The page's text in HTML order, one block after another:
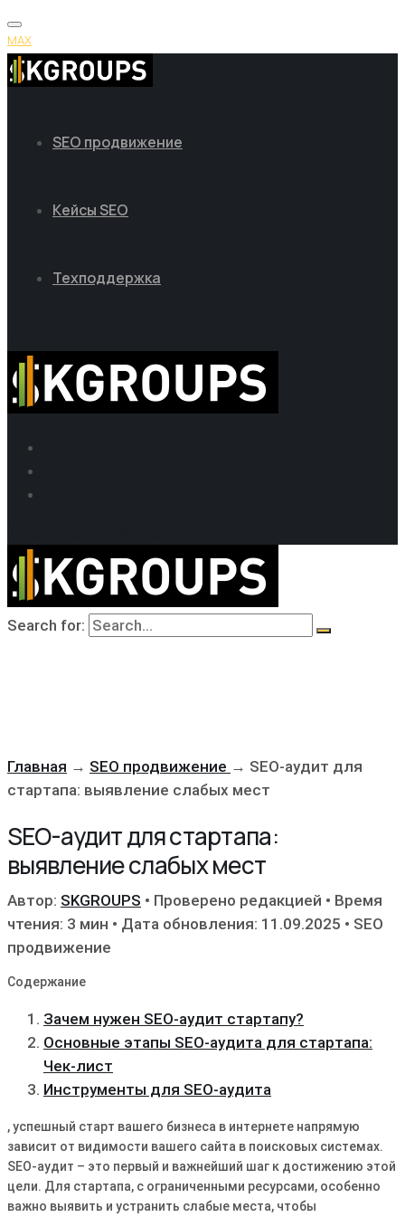
MAX
SEO продвижение
Кейсы SEO
Техподдержка
Search for:
Главная → SEO продвижение → SEO-аудит для
стартапа: выявление слабых мест
SEO-аудит для стартапа:
выявление слабых мест
Автор: SKGROUPS • Проверено редакцией • Время
чтения: 3 мин • Дата обновления: 11.09.2025 • SEO
продвижение
Содержание
Зачем нужен SEO-аудит стартапу?
Основные этапы SEO-аудита для стартапа:
Чек-лист
Инструменты для SEO-аудита
, успешный старт вашего бизнеса в интернете напрямую
зависит от видимости вашего сайта в поисковых системах.
SEO-аудит – это первый и важнейший шаг к достижению этой
цели. Для стартапа, с ограниченными ресурсами, особенно
важно выявить и устранить слабые места, чтобы